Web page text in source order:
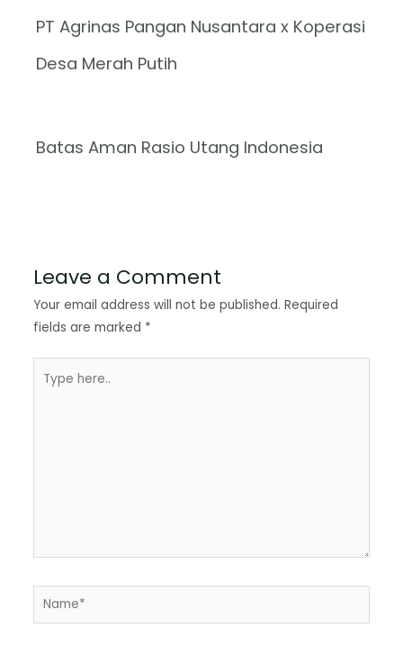
PT Agrinas Pangan Nusantara x Koperasi
Desa Merah Putih
Batas Aman Rasio Utang Indonesia
Leave a Comment
Your email address will not be published. Required
fields are marked *